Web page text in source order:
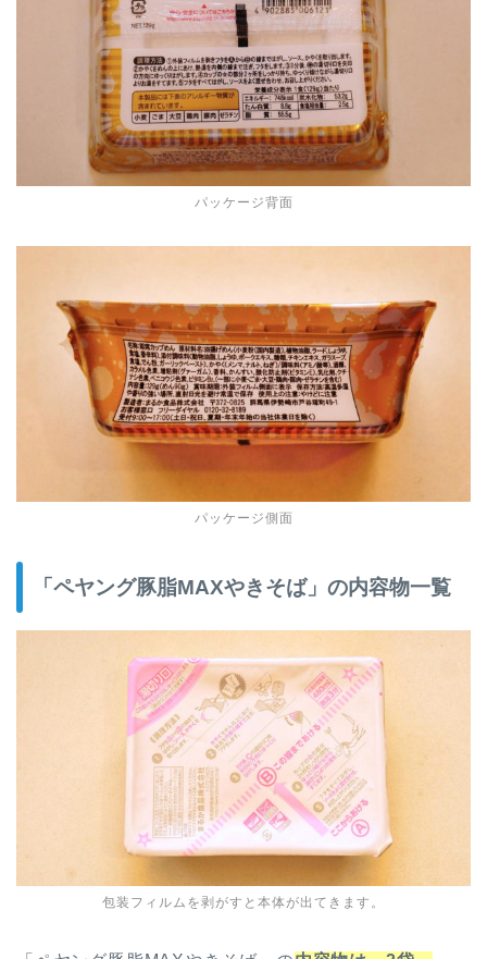
パッケージ背面
パッケージ側面
「ペヤング豚脂MAXやきそば」の内容物一覧
包装フィルムを剥がすと本体が出てきます。